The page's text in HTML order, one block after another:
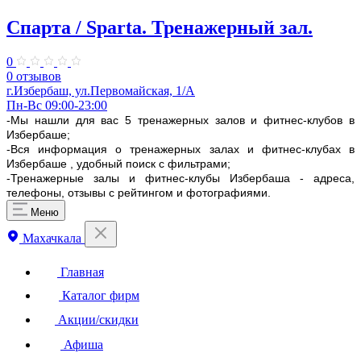
Спарта / Sparta. Тренажерный зал.
0
0 отзывов
г.Избербаш, ул.Первомайская, 1/А
Пн-Вс 09:00-23:00
-Мы нашли для вас 5 тренажерных залов и фитнес-клубов в
Избербаше;
-Вся информация о тренажерных залах и фитнес-клубах в
Избербаше , удобный поиск с фильтрами;
-Тренажерные залы и фитнес-клубы Избербаша - адреса,
телефоны, отзывы с рейтингом и фотографиями.
Меню
Махачкала
Главная
Каталог фирм
Акции/скидки
Афиша